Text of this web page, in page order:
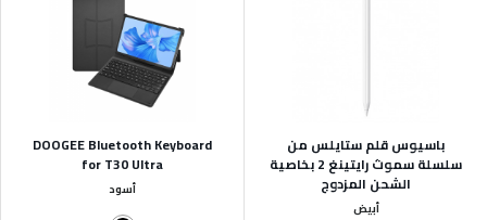
أبيض
باسيوس قلم ستايلس من
سلسلة سموث رايتينغ 2 بخاصية
الشحن المزدوج أسود
DOOGEE Bluetooth Keyboard
for T30 Ultra